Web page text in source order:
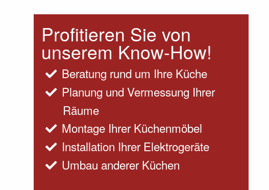
Profitieren Sie von
unserem Know-How!
Beratung rund um Ihre Küche
Planung und Vermessung Ihrer
Räume
Montage Ihrer Küchenmöbel
Installation Ihrer Elektrogeräte
Umbau anderer Küchen